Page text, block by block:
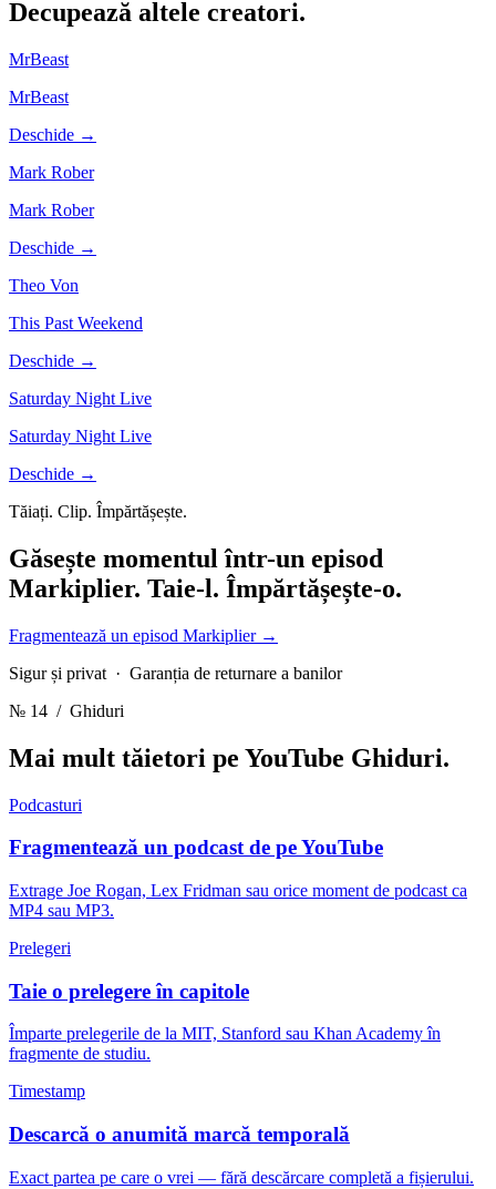
Decupează altele creatori.
MrBeast
MrBeast
Deschide →
Mark Rober
Mark Rober
Deschide →
Theo Von
This Past Weekend
Deschide →
Saturday Night Live
Saturday Night Live
Deschide →
Tăiați. Clip. Împărtășește.
Găsește momentul într-un episod
Markiplier. Taie-l. Împărtășește-o.
Fragmentează un episod Markiplier →
Sigur și privat · Garanția de returnare a banilor
№ 14 / Ghiduri
Mai mult tăietori pe YouTube Ghiduri.
Podcasturi
Fragmentează un podcast de pe YouTube
Extrage Joe Rogan, Lex Fridman sau orice moment de podcast ca
MP4 sau MP3.
Prelegeri
Taie o prelegere în capitole
Împarte prelegerile de la MIT, Stanford sau Khan Academy în
fragmente de studiu.
Timestamp
Descarcă o anumită marcă temporală
Exact partea pe care o vrei — fără descărcare completă a fișierului.